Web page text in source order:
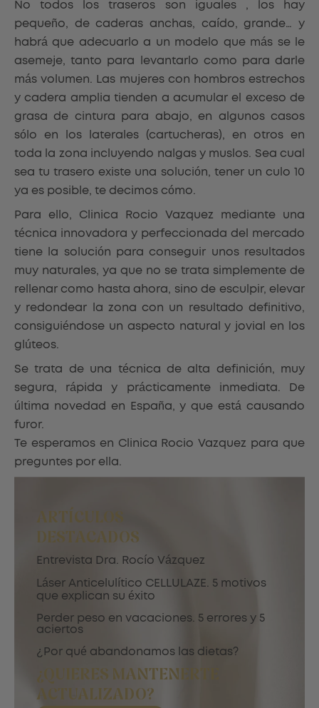
No todos los traseros son iguales , los hay
pequeño, de caderas anchas, caído, grande… y
habrá que adecuarlo a un modelo que más se le
asemeje, tanto para levantarlo como para darle
más volumen. Las mujeres con hombros estrechos
y cadera amplia tienden a acumular el exceso de
grasa de cintura para abajo, en algunos casos
sólo en los laterales (cartucheras), en otros en
toda la zona incluyendo nalgas y muslos. Sea cual
sea tu trasero existe una solución, tener un culo 10
ya es posible, te decimos cómo.
Para ello, Clinica Rocio Vazquez mediante una
técnica innovadora y perfeccionada del mercado
tiene la solución para conseguir unos resultados
muy naturales, ya que no se trata simplemente de
rellenar como hasta ahora, sino de esculpir, elevar
y redondear la zona con un resultado definitivo,
consiguiéndose un aspecto natural y jovial en los
glúteos.
Se trata de una técnica de alta definición, muy
segura, rápida y prácticamente inmediata. De
última novedad en España, y que está causando
furor.
Te esperamos en Clinica Rocio Vazquez para que
preguntes por ella.
ARTÍCULOS
DESTACADOS
Entrevista Dra. Rocío Vázquez
Láser Anticelulítico CELLULAZE. 5 motivos
que explican su éxito
Perder peso en vacaciones. 5 errores y 5
aciertos
¿Por qué abandonamos las dietas?
¿QUIERES MANTENERTE
ACTUALIZADO?